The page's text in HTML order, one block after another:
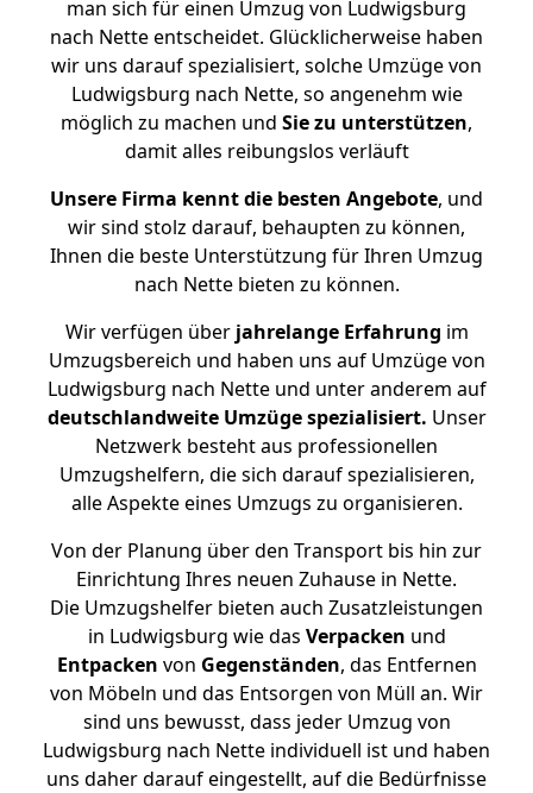
man sich für einen Umzug von Ludwigsburg
nach Nette entscheidet. Glücklicherweise haben
wir uns darauf spezialisiert, solche Umzüge von
Ludwigsburg nach Nette, so angenehm wie
möglich zu machen und Sie zu unterstützen,
damit alles reibungslos verläuft
Unsere Firma kennt die besten Angebote, und
wir sind stolz darauf, behaupten zu können,
Ihnen die beste Unterstützung für Ihren Umzug
nach Nette bieten zu können.
Wir verfügen überjahrelange Erfahrung im
Umzugsbereich und haben uns auf Umzüge von
Ludwigsburg nach Nette und unter anderem auf
deutschlandweite Umzüge spezialisiert. Unser
Netzwerk besteht aus professionellen
Umzugshelfern, die sich darauf spezialisieren,
alle Aspekte eines Umzugs zu organisieren.
Von der Planung über den Transport bis hin zur
Einrichtung Ihres neuen Zuhause in Nette.
Die Umzugshelfer bieten auch Zusatzleistungen
in Ludwigsburg wie das Verpacken und
Entpacken von Gegenständen, das Entfernen
von Möbeln und das Entsorgen von Müll an. Wir
sind uns bewusst, dass jeder Umzug von
Ludwigsburg nach Nette individuell ist und haben
uns daher darauf eingestellt, auf die Bedürfnisse